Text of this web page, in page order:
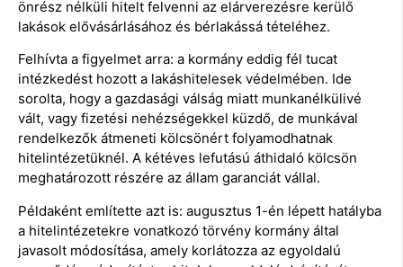
önrész nélküli hitelt felvenni az elárverezésre kerülő
lakások elővásárlásához és bérlakássá tételéhez.
Felhívta a figyelmet arra: a kormány eddig fél tucat
intézkedést hozott a lakáshitelesek védelmében. Ide
sorolta, hogy a gazdasági válság miatt munkanélkülivé
vált, vagy fizetési nehézségekkel küzdő, de munkával
rendelkezők átmeneti kölcsönért folyamodhatnak
hitelintézetüknél. A kétéves lefutású áthidaló kölcsön
meghatározott részére az állam garanciát vállal.
Példaként említette azt is: augusztus 1-én lépett hatályba
a hitelintézetekre vonatkozó törvény kormány által
javasolt módosítása, amely korlátozza az egyoldalú